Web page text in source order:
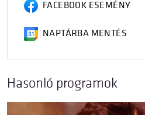
FACEBOOK ESEMÉNY
NAPTÁRBA MENTÉS
Hasonló programok